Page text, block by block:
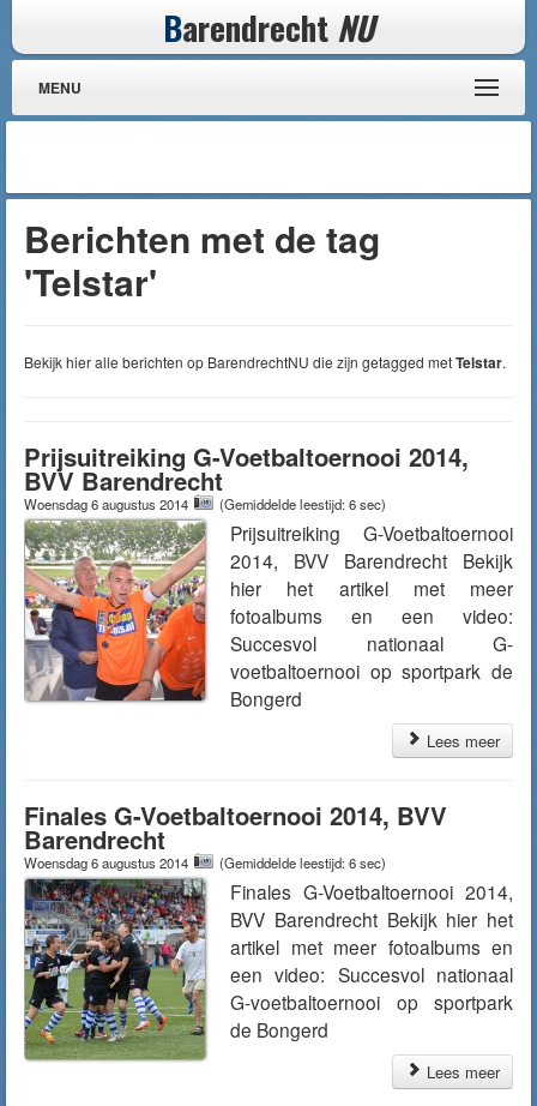
Barendrecht NU
MENU
Berichten met de tag
'Telstar'
Bekijk hier alle berichten op BarendrechtNU die zijn getagged metTelstar.
Prijsuitreiking G-Voetbaltoernooi 2014,
BVV Barendrecht
Woensdag 6 augustus 2014 (Gemiddelde leestijd: 6 sec)
Prijsuitreiking G-Voetbaltoernooi
2014, BVV Barendrecht Bekijk
hier het artikel met meer
fotoalbums en een video:
Succesvol nationaal G-
voetbaltoernooi op sportpark de
Bongerd
Lees meer
Finales G-Voetbaltoernooi 2014, BVV
Barendrecht
Woensdag 6 augustus 2014 (Gemiddelde leestijd: 6 sec)
Finales G-Voetbaltoernooi 2014,
BVV Barendrecht Bekijk hier het
artikel met meer fotoalbums en
een video: Succesvol nationaal
G-voetbaltoernooi op sportpark
de Bongerd
Lees meer